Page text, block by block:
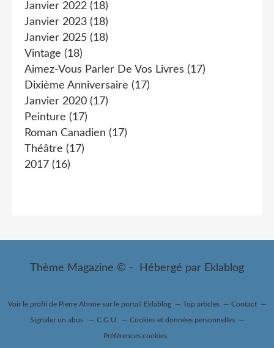
Janvier 2022 (18)
Janvier 2023 (18)
Janvier 2025 (18)
Vintage (18)
Aimez-Vous Parler De Vos Livres (17)
Dixième Anniversaire (17)
Janvier 2020 (17)
Peinture (17)
Roman Canadien (17)
Théâtre (17)
2017 (16)
Thème Magazine © - Hébergé par Eklablog
Voir le profil de Pierre Ahnnesur le portail Eklablog Top articles Contact
Signaler un abus C.G.U. Cookies et données personnelles
Préférences cookies